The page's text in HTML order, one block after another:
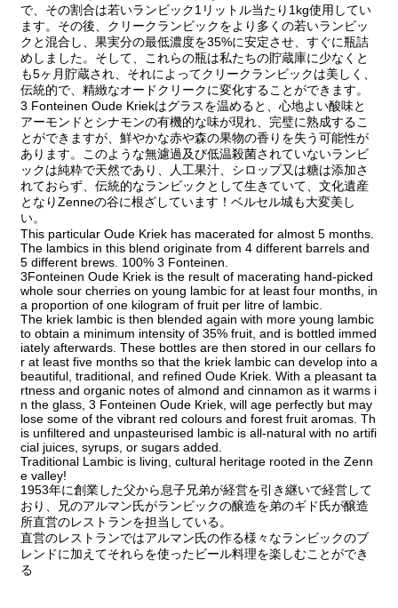
で、その割合は若いランビック1リットル当たり1kg使用してい
ます。その後、クリークランビックをより多くの若いランビッ
クと混合し、果実分の最低濃度を35%に安定させ、すぐに瓶詰
めしました。そして、これらの瓶は私たちの貯蔵庫に少なくと
も5ヶ月貯蔵され、それによってクリークランビックは美しく、
伝統的で、精緻なオードクリークに変化することができます。
3 Fonteinen Oude Kriekはグラスを温めると、心地よい酸味と
アーモンドとシナモンの有機的な味が現れ、完璧に熟成するこ
とができますが、鮮やかな赤や森の果物の香りを失う可能性が
あります。このような無濾過及び低温殺菌されていないランビ
ックは純粋で天然であり、人工果汁、シロップ又は糖は添加さ
れておらず、伝統的なランビックとして生きていて、文化遺産
となりZenneの谷に根ざしています！ベルセル城も大変美し
い。
This particular Oude Kriek has macerated for almost 5 months.
The lambics in this blend originate from 4 different barrels and
5 different brews. 100% 3 Fonteinen.
3Fonteinen Oude Kriek is the result of macerating hand-picked
whole sour cherries on young lambic for at least four months, in
a proportion of one kilogram of fruit per litre of lambic.
The kriek lambic is then blended again with more young lambic
to obtain a minimum intensity of 35% fruit, and is bottled immed
iately afterwards. These bottles are then stored in our cellars fo
r at least five months so that the kriek lambic can develop into a
beautiful, traditional, and refined Oude Kriek. With a pleasant ta
rtness and organic notes of almond and cinnamon as it warms i
n the glass, 3 Fonteinen Oude Kriek, will age perfectly but may
lose some of the vibrant red colours and forest fruit aromas. Th
is unfiltered and unpasteurised lambic is all-natural with no artifi
cial juices, syrups, or sugars added.
Traditional Lambic is living, cultural heritage rooted in the Zenn
e valley!
1953年に創業した父から息子兄弟が経営を引き継いで経営して
おり、兄のアルマン氏がランビックの醸造を弟のギド氏が醸造
所直営のレストランを担当している。
直営のレストランではアルマン氏の作る様々なランビックのブ
レンドに加えてそれらを使ったビール料理を楽しむことができ
る